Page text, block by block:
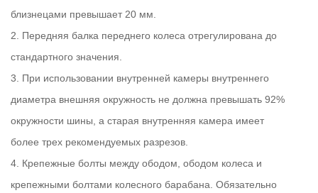
близнецами превышает 20 мм.
2. Передняя балка переднего колеса отрегулирована до
стандартного значения.
3. При использовании внутренней камеры внутреннего
диаметра внешняя окружность не должна превышать 92%
окружности шины, а старая внутренняя камера имеет
более трех рекомендуемых разрезов.
4. Крепежные болты между ободом, ободом колеса и
крепежными болтами колесного барабана. Обязательно